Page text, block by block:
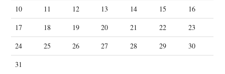
10
11 12 13 14 15
16
17
18 19 20 21 22
23
24
25 26 27 28 29
30
31